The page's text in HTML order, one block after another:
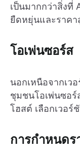
เป็นมากกว่าสิ่งที่
ยืดหยุ่นและราคา
โอเพ่นซอร์ส
นอกเหนือจากเว
ชุมชนโอเพ่นซอ
โฮสต์ เลือกเวอร์
การกำหนดร